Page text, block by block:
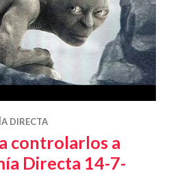
DIRECTA
controlarlos a
Directa 14-7-